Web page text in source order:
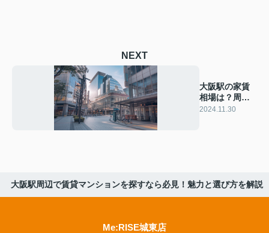
NEXT
大阪駅の家賃
相場は？周辺
エリアの魅力
2024.11.30
大阪駅周辺で賃貸マンションを探すなら必見！魅力と選び方を解説
Me:RISE城東店